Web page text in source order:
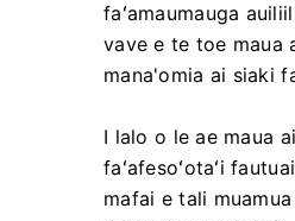
faʻamaumauga
vave e te toe maua
mana'omia ai siaki
I lalo o le ae maua
faʻafesoʻotaʻi
mafai e tali muamua